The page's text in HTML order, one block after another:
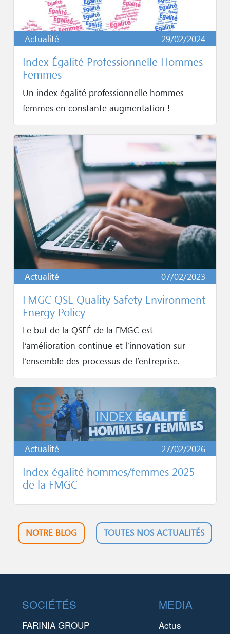
Actualité 29/02/2024
Index Égalité Professionnelle Hommes
Femmes
Un index égalité professionnelle hommes-
femmes en constante augmentation !
Actualité 07/02/2023
FMGC QSE Quality Safety Environment
Energy Policy
Le but de la QSEÉ de la FMGC est
l’amélioration continue et l’innovation sur
l’ensemble des processus de l’entreprise.
Actualité 27/02/2026
Index égalité hommes/femmes 2025
de la FMGC
NOTRE BLOG TOUTES NOS ACTUALITÉS
Footer
SOCIÉTÉS
FARINIA GROUP
MEDIA
Actus